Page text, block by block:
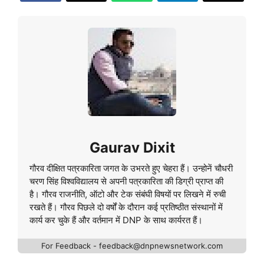
Gaurav Dixit
गौरव दीक्षित पत्रकारिता जगत के उभरते हुए चेहरा हैं। उन्होनें चौधरी
चरण सिंह विश्वविद्यालय से अपनी पत्रकारिता की डिग्री प्राप्त की
है। गौरव राजनीति, ऑटो और टेक संबंघी विषयों पर लिखने में रुची
रखते हैं। गौरव पिछले दो वर्षों के दौरान कई प्रतिष्ठीत संस्थानों में
कार्य कर चुके हैं और वर्तमान में DNP के साथ कार्यरत हैं।
For Feedback - feedback@dnpnewsnetwork.com